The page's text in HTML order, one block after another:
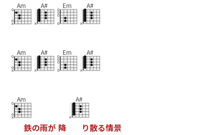
Am A# Em A#
Am A# Em A#
Am
鉄の雨が 降
A#
り散る情景